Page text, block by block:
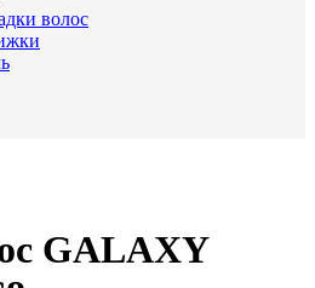
волос
GALAXY